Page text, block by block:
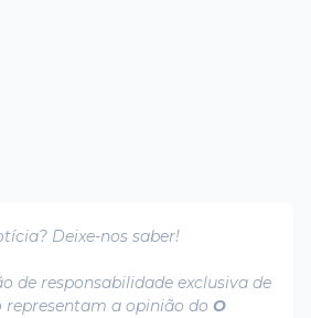
Deixe-nos saber!
de responsabilidade exclusiva de
representam a opinião do O